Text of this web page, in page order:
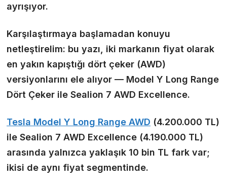
ayrışıyor.
Karşılaştırmaya başlamadan konuyu
netleştirelim: bu yazı, iki markanın fiyat olarak
en yakın kapıştığı dört çeker (AWD)
versiyonlarını ele alıyor — Model Y Long Range
Dört Çeker ile Sealion 7 AWD Excellence.
Tesla Model Y Long Range AWD (4.200.000 TL)
ile Sealion 7 AWD Excellence (4.190.000 TL)
arasında yalnızca yaklaşık 10 bin TL fark var;
ikisi de aynı fiyat segmentinde.